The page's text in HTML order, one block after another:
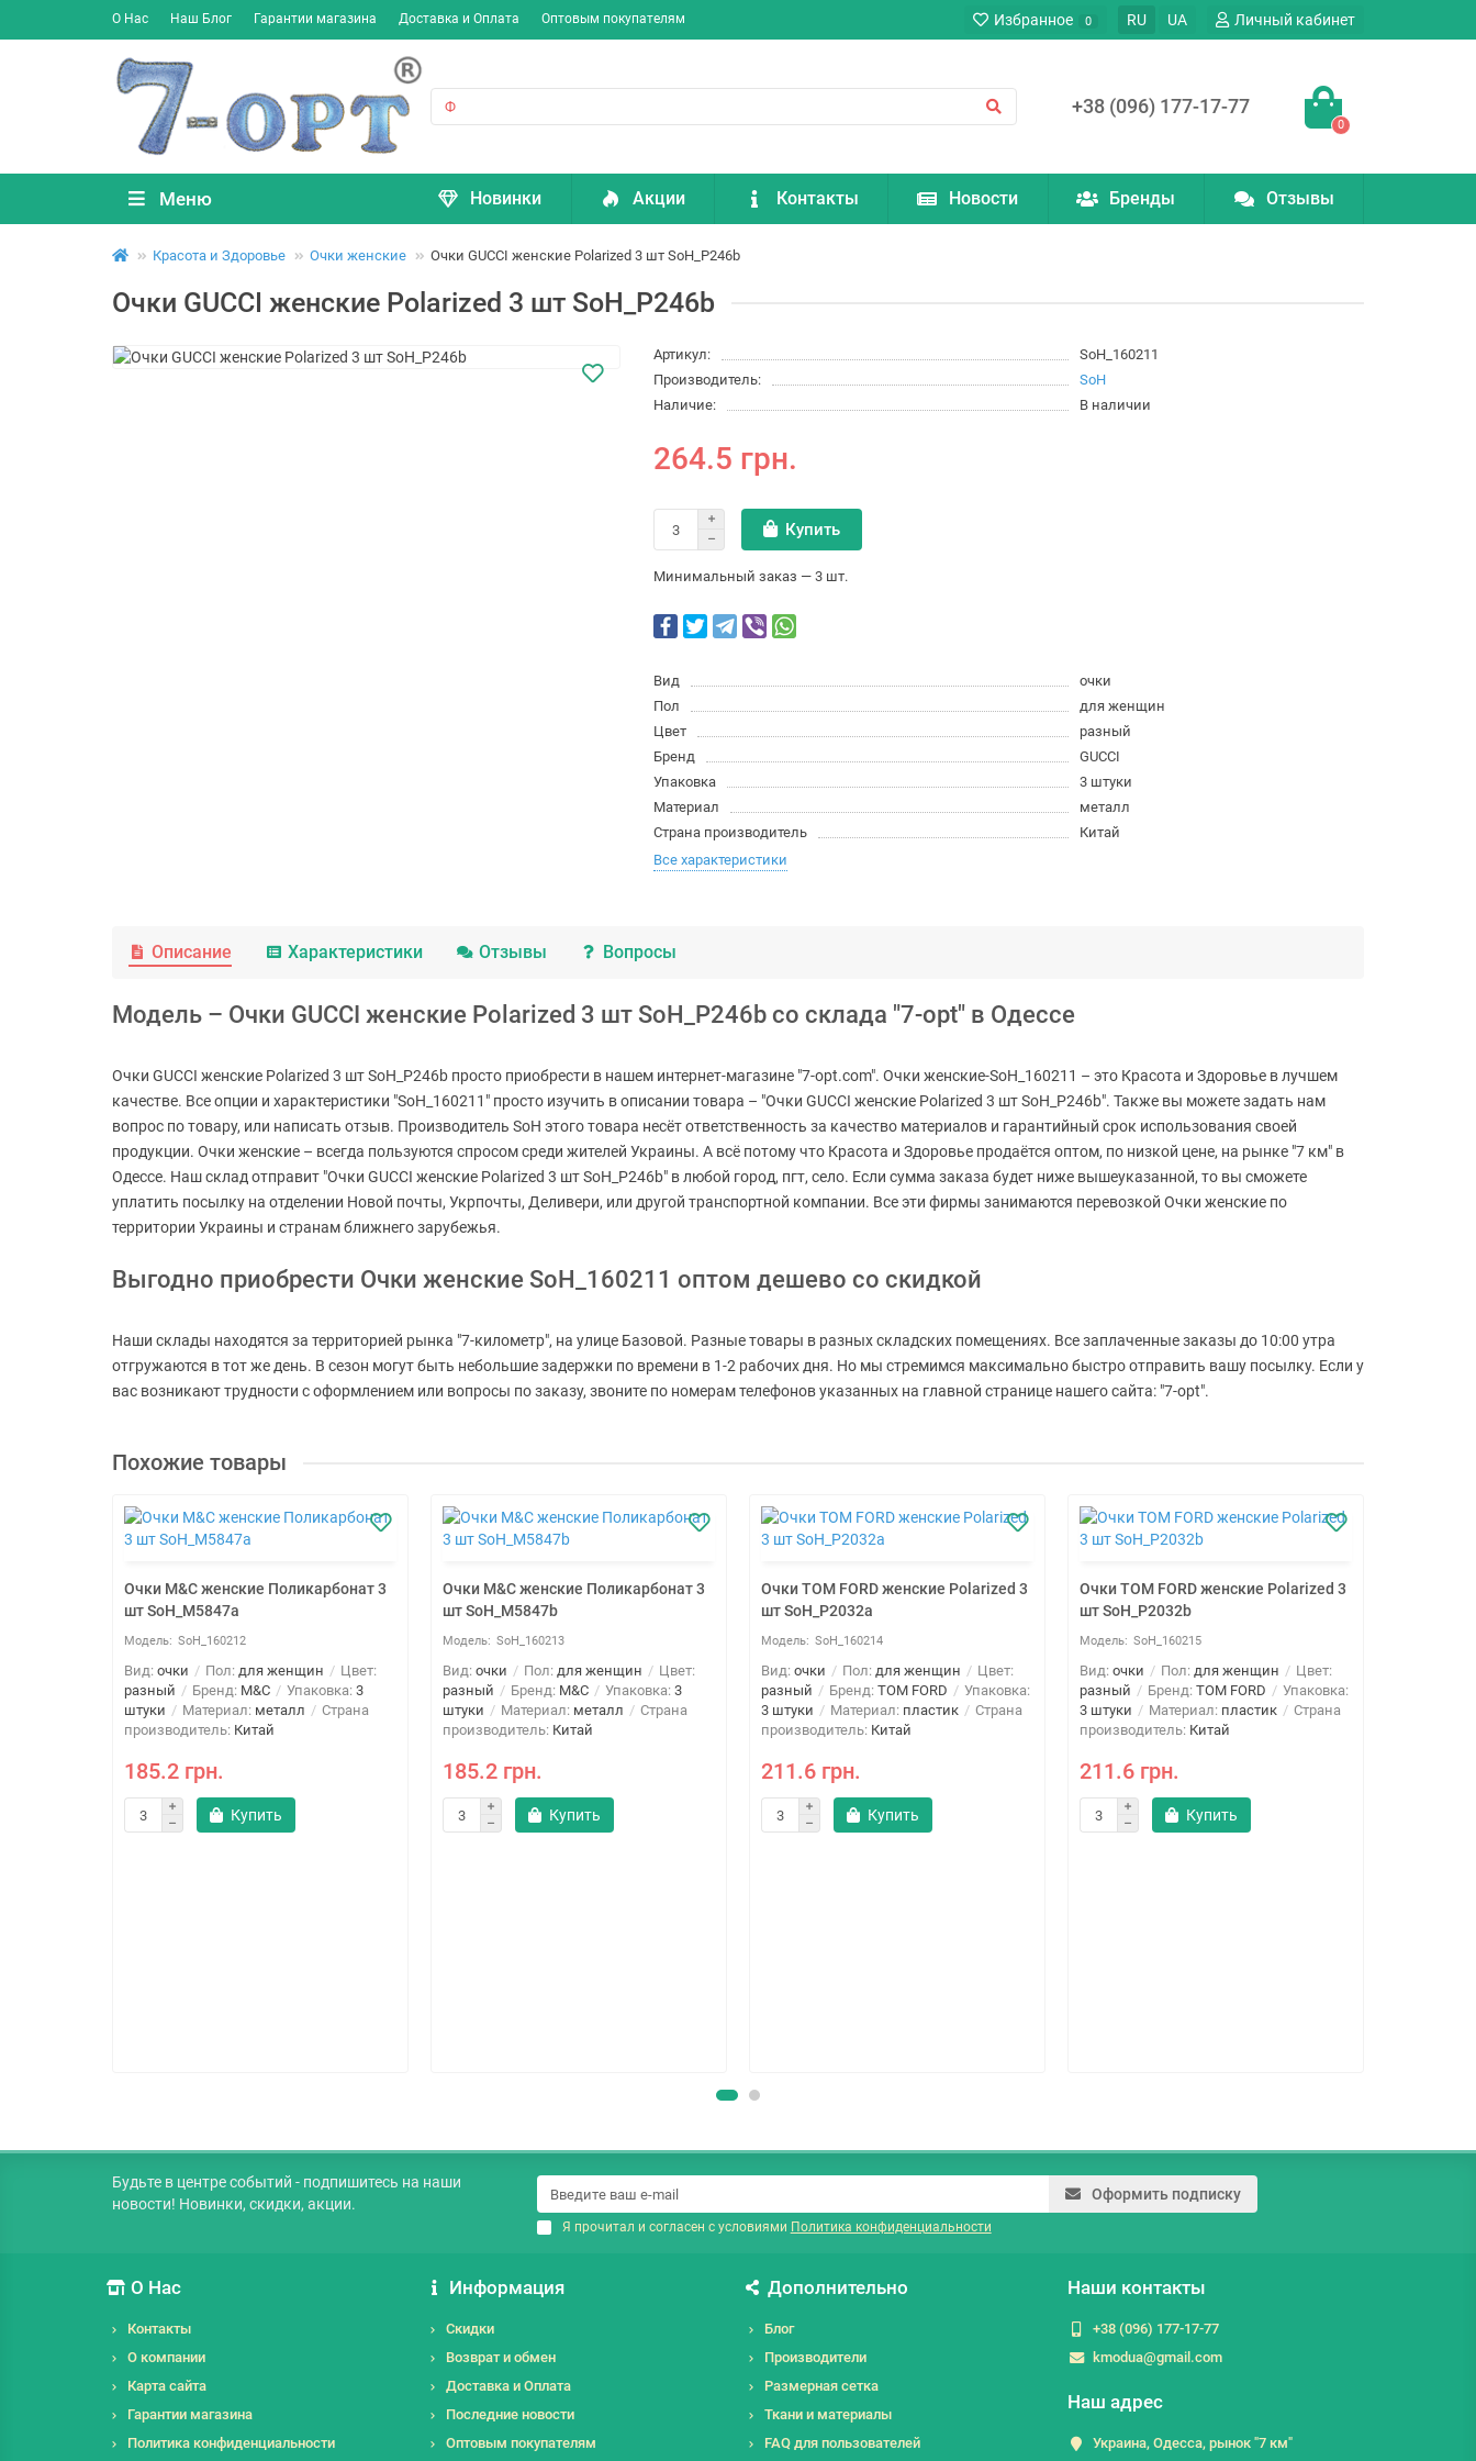
О Нас Наш Блог Гарантии магазина Доставка и Оплата Оптовым покупателям Избранное 0 RU UA Личный кабинет
+38 (096) 177-17-77
0
Меню Новинки Акции Контакты Новости Бренды Отзывы
Красота и Здоровье Очки женские Очки GUCCI женские Polarized 3 шт SoH_P246b
Очки GUCCI женские Polarized 3 шт SoH_P246b
Артикул:
SoH_160211
Производитель:
SoH
Наличие:
В наличии
264.5 грн.
Купить
Минимальный заказ — 3 шт.
Вид
очки
Пол
для женщин
Цвет
разный
Бренд
GUCCI
Упаковка
3 штуки
Материал
металл
Страна производитель
Китай
Все характеристики
Описание Характеристики Отзывы Вопросы
Модель – Очки GUCCI женские Polarized 3 шт SoH_P246b со склада "7-opt" в Одессе
Очки GUCCI женские Polarized 3 шт SoH_P246b просто приобрести в нашем интернет-магазине "7-opt.com". Очки женские-SoH_160211 – это Красота и Здоровье в лучшем
качестве. Все опции и характеристики "SoH_160211" просто изучить в описании товара – "Очки GUCCI женские Polarized 3 шт SoH_P246b". Также вы можете задать нам
вопрос по товару, или написать отзыв. Производитель SoH этого товара несёт ответственность за качество материалов и гарантийный срок использования своей
продукции. Очки женские – всегда пользуются спросом среди жителей Украины. А всё потому что Красота и Здоровье продаётся оптом, по низкой цене, на рынке "7 км" в
Одессе. Наш склад отправит "Очки GUCCI женские Polarized 3 шт SoH_P246b" в любой город, пгт, село. Если сумма заказа будет ниже вышеуказанной, то вы сможете
уплатить посылку на отделении Новой почты, Укрпочты, Деливери, или другой транспортной компании. Все эти фирмы занимаются перевозкой Очки женские по
территории Украины и странам ближнего зарубежья.
Выгодно приобрести Очки женские SoH_160211 оптом дешево со скидкой
Наши склады находятся за территорией рынка "7-километр", на улице Базовой. Разные товары в разных складских помещениях. Все заплаченные заказы до 10:00 утра
отгружаются в тот же день. В сезон могут быть небольшие задержки по времени в 1-2 рабочих дня. Но мы стремимся максимально быстро отправить вашу посылку. Если у
вас возникают трудности с оформлением или вопросы по заказу, звоните по номерам телефонов указанных на главной странице нашего сайта: "7-opt".
Похожие товары
Очки M&C женские Поликарбонат 3
шт SoH_M5847a
SoH_160212
Вид: очки Пол: для женщин
Цвет:
разный
Бренд: M&C Упаковка: 3
штуки
Материал: металл
Страна
производитель: Китай
185.2 грн.
Купить
Очки M&C женские Поликарбонат 3
шт SoH_M5847b
SoH_160213
Вид: очки Пол: для женщин
Цвет:
разный
Бренд: M&C Упаковка: 3
штуки
Материал: металл
Страна
производитель: Китай
185.2 грн.
Купить
Очки TOM FORD женские Polarized 3
шт SoH_P2032a
SoH_160214
Вид: очки Пол: для женщин
Цвет:
разный
Бренд: TOM FORD
Упаковка:
3 штуки
Материал: пластик
Страна
производитель: Китай
211.6 грн.
Купить
Очки TOM FORD женские Polarized 3
шт SoH_P2032b
SoH_160215
Вид: очки Пол: для женщин
Цвет:
разный
Бренд: TOM FORD
Упаковка:
3 штуки
Материал: пластик
Страна
производитель: Китай
211.6 грн.
Купить
Будьте в центре событий - подпишитесь на наши
новости! Новинки, скидки, акции.
Оформить подписку
Я прочитал и согласен с условиями Политика конфиденциальности
О Нас
Контакты
О компании
Карта сайта
Гарантии магазина
Политика конфиденциальности
Информация
Скидки
Возврат и обмен
Доставка и Оплата
Последние новости
Оптовым покупателям
Дополнительно
Блог
Производители
Размерная сетка
Ткани и материалы
FAQ для пользователей
Наши контакты
+38 (096) 177-17-77
kmodua@gmail.com
Наш адрес
Украина, Одесса, рынок "7 км"